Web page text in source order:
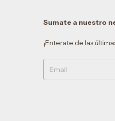
Sumate a nuestro
¡Enterate de las